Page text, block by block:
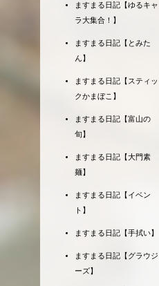
ますまる日記【ゆるキャ
ラ大集合！】
ますまる日記【とみた
ん】
ますまる日記【スティッ
クかまぼこ】
ますまる日記【富山の
旬】
ますまる日記【大門素
麺】
ますまる日記【イベン
ト】
ますまる日記【手拭い】
ますまる日記【グラウジ
ーズ】